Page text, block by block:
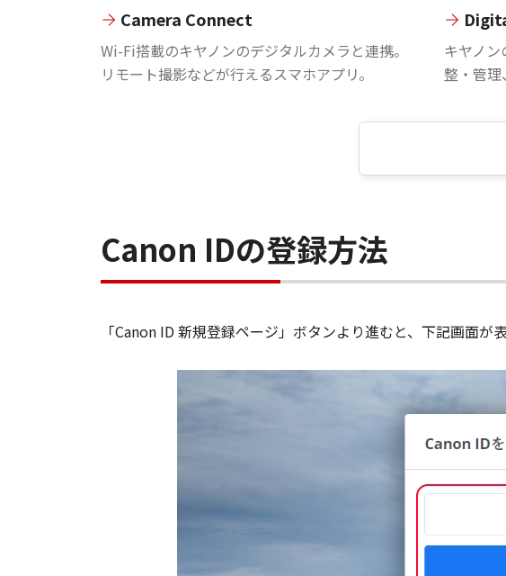
Camera Connect
Wi-Fi搭載のキヤノンのデジタルカメラと連携。
リモート撮影などが行えるスマホアプリ。
キヤノ
整・管理
Canon IDの登録方法
「Canon ID 新規登録ページ」ボタンより進むと、下記画面が